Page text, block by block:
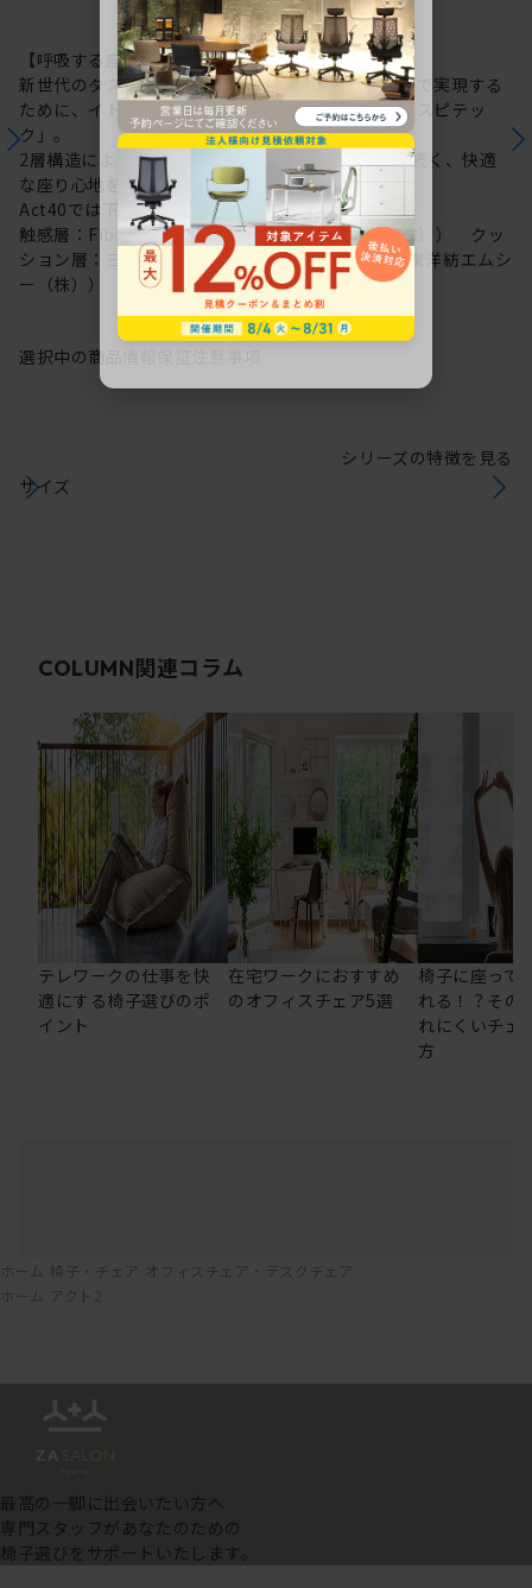
【呼吸する座面：レスピテック】
新世代のタスクチェアに求められる性能を高い次元で実現する
ために、イトーキが新たに開発した高機能素材「レスピテッ
ク」。
2層構造により“呼吸する座面”を可能にし、ずっと続く、快適
な座り心地を実現しました。
Act40では下記素材を採用しています。
触感層：Fibre cushion VL（帝人フロンティア（株）） クッ
ション層：三次元網状繊維構造体ブレスエアー®（東洋紡エムシ
ー（株））
選択中の商品情報
サイズ
シリーズの特徴を見る
COLUMN関連コラム
テレワークの仕事を快
適にする椅子選びのポ
イント
在宅ワークにおすすめ
のオフィスチェア5選
椅子に座って
れる！？その
れにくいチェ
方
ホーム 椅子・チェア
オフィスチェア・デスクチェア
ホーム アクト2
最高の一脚に出会いたい方へ
専門スタッフがあなたのための
椅子選びをサポートいたします。